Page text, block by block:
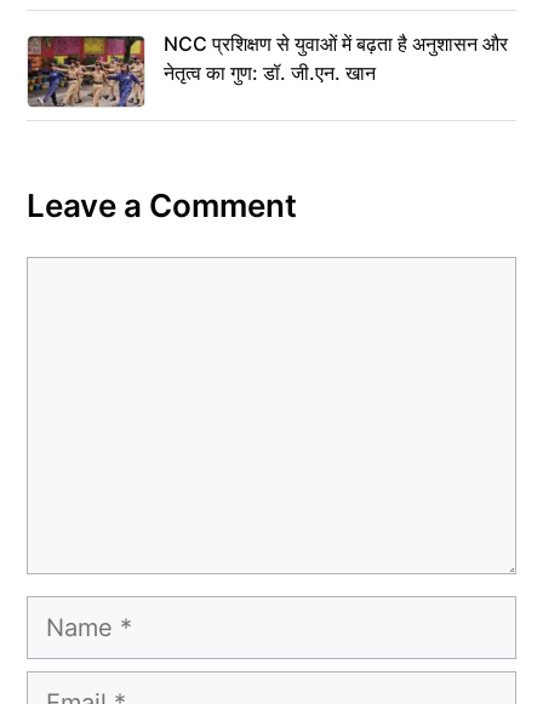
NCC प्रशिक्षण से युवाओं में बढ़ता है अनुशासन और
नेतृत्व का गुण: डॉ. जी.एन. खान
Leave a Comment
Name
Email